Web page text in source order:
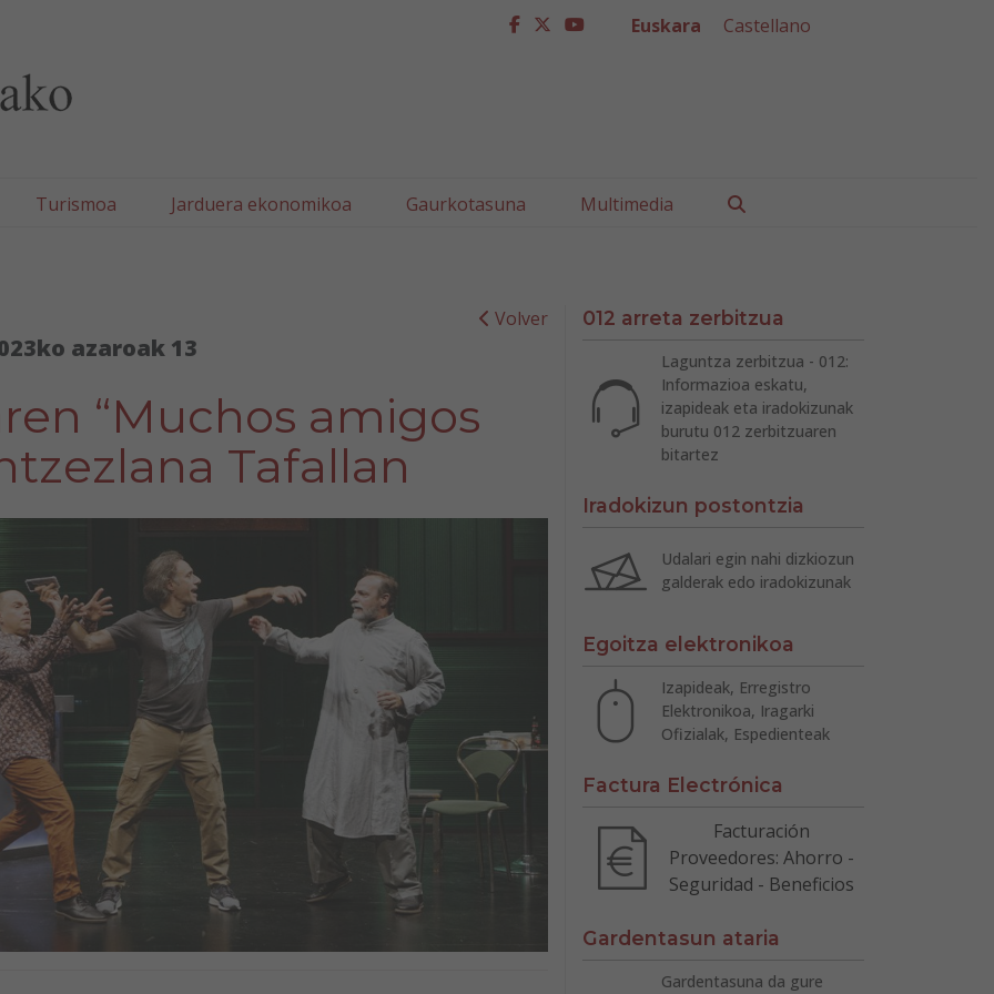
facebook
twitter
youtube
Euskara Castellano
Turismoa Jarduera ekonomikoa Gaurkotasuna Multimedia
Volver
azaroak 13
“Muchos amigos
Tafallan
012 arreta zerbitzua
Laguntza zerbitzua - 012:
Informazioa eskatu,
izapideak eta iradokizunak
burutu 012 zerbitzuaren
bitartez
Iradokizun postontzia
Udalari egin nahi dizkiozun
galderak edo iradokizunak
Egoitza elektronikoa
Izapideak, Erregistro
Elektronikoa, Iragarki
Ofizialak, Espedienteak
Factura Electrónica
Facturación
Proveedores: Ahorro -
Seguridad - Beneficios
Gardentasun ataria
Gardentasuna da gure